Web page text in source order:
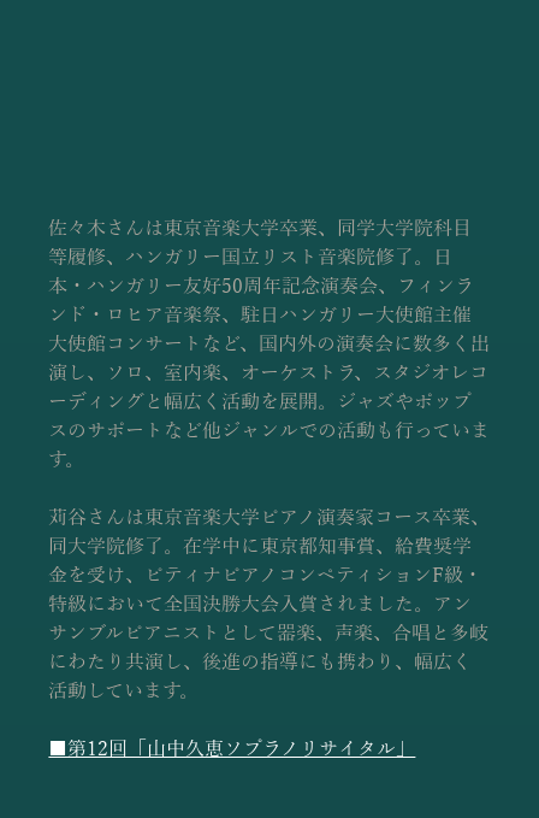
佐々木さんは東京音楽大学卒業、同学大学院科目
等履修、ハンガリー国立リスト音楽院修了。日
本・ハンガリー友好50周年記念演奏会、フィンラ
ンド・ロヒア音楽祭、駐日ハンガリー大使館主催
大使館コンサートなど、国内外の演奏会に数多く出
演し、ソロ、室内楽、オーケストラ、スタジオレコ
ーディングと幅広く活動を展開。ジャズやポップ
スのサポートなど他ジャンルでの活動も行っていま
す。
苅谷さんは東京音楽大学ピアノ演奏家コース卒業、
同大学院修了。在学中に東京都知事賞、給費奨学
金を受け、ピティナピアノコンペティションF級・
特級において全国決勝大会入賞されました。アン
サンブルピアニストとして器楽、声楽、合唱と多岐
にわたり共演し、後進の指導にも携わり、幅広く
活動しています。
■第12回「山中久恵ソプラノリサイタル」